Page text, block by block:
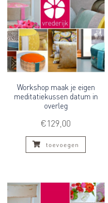
Workshop maak je eigen
meditatiekussen datum in
overleg
€129,00
toevoegen